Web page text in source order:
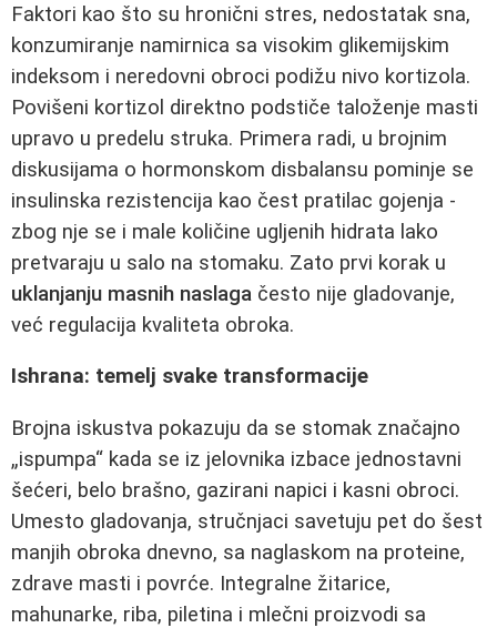
Faktori kao što su hronični stres, nedostatak sna,
konzumiranje namirnica sa visokim glikemijskim
indeksom i neredovni obroci podižu nivo kortizola.
Povišeni kortizol direktno podstiče taloženje masti
upravo u predelu struka. Primera radi, u brojnim
diskusijama o hormonskom disbalansu pominje se
insulinska rezistencija kao čest pratilac gojenja -
zbog nje se i male količine ugljenih hidrata lako
pretvaraju u salo na stomaku. Zato prvi korak u
uklanjanju masnih naslaga često nije gladovanje,
već regulacija kvaliteta obroka.
Ishrana: temelj svake transformacije
Brojna iskustva pokazuju da se stomak značajno
„ispumpa“ kada se iz jelovnika izbace jednostavni
šećeri, belo brašno, gazirani napici i kasni obroci.
Umesto gladovanja, stručnjaci savetuju pet do šest
manjih obroka dnevno, sa naglaskom na proteine,
zdrave masti i povrće. Integralne žitarice,
mahunarke, riba, piletina i mlečni proizvodi sa